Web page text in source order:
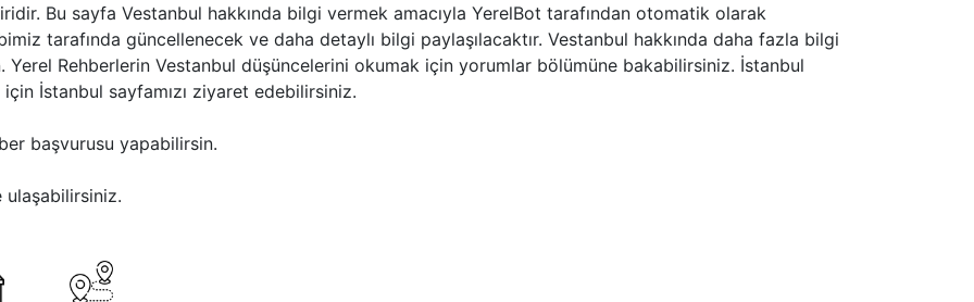
Bu sayfa Vestanbul hakkında bilgi vermek amacıyla YerelBot tarafından otomatik olarak
tarafında güncellenecek ve daha detaylı bilgi paylaşılacaktır. Vestanbul hakkında daha fazla bilgi
Rehberlerin Vestanbul düşüncelerini okumak için yorumlar bölümüne bakabilirsiniz. İstanbul
İstanbul sayfamızı ziyaret edebilirsiniz.
başvurusu yapabilirsin.
ulaşabilirsiniz.